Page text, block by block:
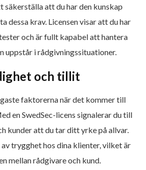
att du har den kunskap
dessa krav. Licensen visar att du har
och är fullt kapabel att hantera
uppstår i rådgivningssituationer.
och tillit
faktorerna när det kommer till
en SwedSec-licens signalerar du till
kunder att du tar ditt yrke på allvar.
trygghet hos dina klienter, vilket är
mellan rådgivare och kund.